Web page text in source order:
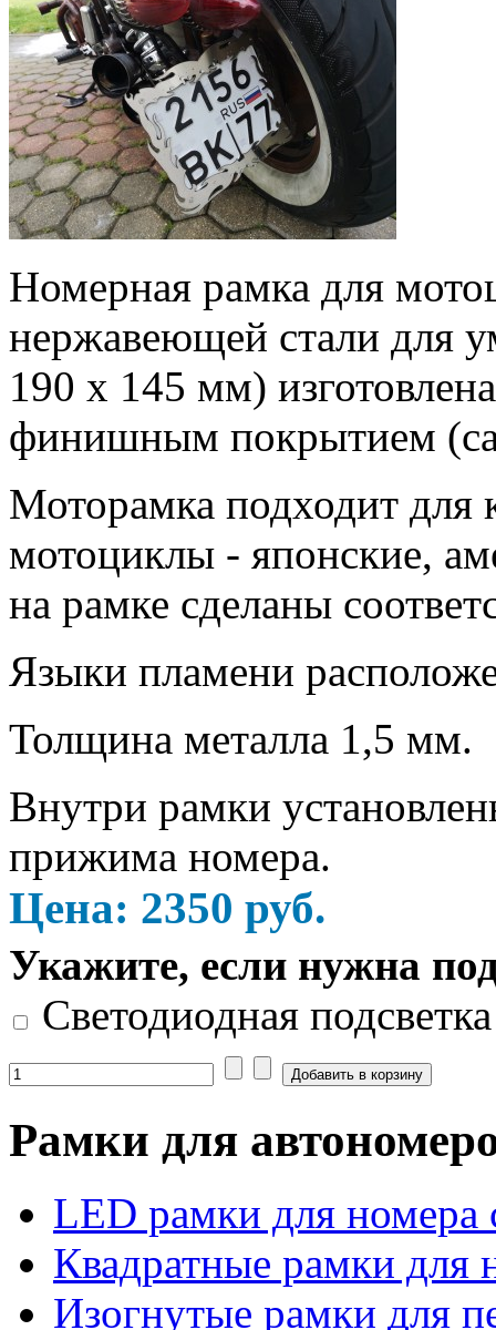
Номерная рамка для
нержавеющей стали для
190 х 145 мм)
финишным покрытием
Моторамка подходит для
мотоциклы - японские,
на рамке сделаны
Языки пламени
Толщина металла 1,5 мм.
Внутри рамки
прижима номера.
Цена: 2350 руб.
Укажите, если нужна
Светодиодная
Рамки для
LED рамки для номера
Квадратные рамки
Изогнутые рамки для